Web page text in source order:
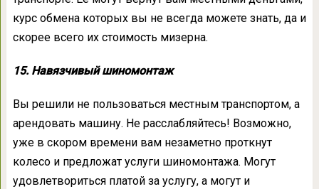
курс обмена которых вы не всегда можете знать, да и
скорее всего их стоимость мизерна.
15. Навязчивый шиномонтаж
Вы решили не пользоваться местным транспортом, а
арендовать машину. Не расслабляйтесь! Возможно,
уже в скором времени вам незаметно проткнут
колесо и предложат услуги шиномонтажа. Могут
удовлетвориться платой за услугу, а могут и